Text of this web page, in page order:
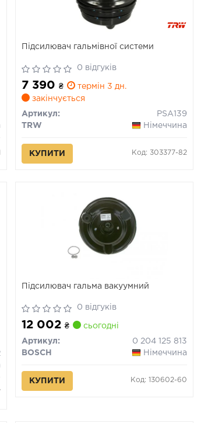
Підсилювач гальмівної системи
0 відгуків
7 390₴
термін 3 дн.
закінчується
Артикул:
PSA139
TRW
Німеччина
КУПИТИ Код: 303377-82
Підсилювач гальма вакуумний
0 відгуків
12 002₴ сьогодні
Артикул:
0 204 125 813
BOSCH
Німеччина
КУПИТИ Код: 130602-60